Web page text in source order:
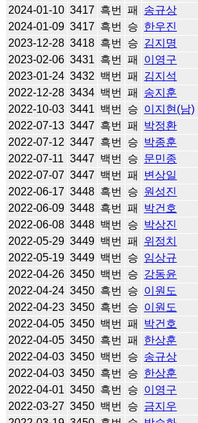
2024-01-10 3417 흑번 패 송규상
2024-01-09 3417 흑번 승 한우진
2023-12-28 3418 흑번 승 김지명
2023-02-06 3431 흑번 패 이영구
2023-01-24 3432 백번 패 김지석
2022-12-28 3434 백번 패 송지훈
2022-10-03 3441 백번 승 이지현(남)
2022-07-13 3447 흑번 패 박정환
2022-07-12 3447 흑번 승 박종훈
2022-07-11 3447 백번 승 문민종
2022-07-07 3447 백번 패 변상일
2022-06-17 3448 흑번 승 원성진
2022-06-09 3448 흑번 패 박건호
2022-06-08 3448 백번 승 박상진
2022-05-29 3449 백번 패 위정치
2022-05-19 3449 백번 승 임상규
2022-04-26 3450 백번 승 강동윤
2022-04-24 3450 흑번 승 이원도
2022-04-23 3450 흑번 승 이원도
2022-04-05 3450 백번 패 박건호
2022-04-05 3450 흑번 패 한상훈
2022-04-03 3450 백번 승 송규상
2022-04-03 3450 흑번 승 한상훈
2022-04-01 3450 흑번 승 이영구
2022-03-27 3450 백번 승 금지우